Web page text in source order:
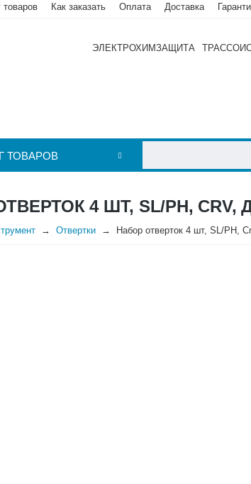
товаров Как заказать Оплата Доставка
ЭЛЕКТРОХИМЗАЩИТА
ТОВАРОВ
4 ШТ, SL/PH, CRV,
Отвертки Набор отверток 4 шт, SL/PH,